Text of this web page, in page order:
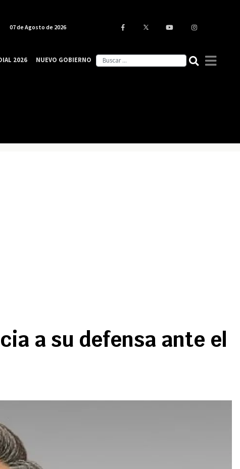
a su defensa ante el
07 de Agosto de 2026
2026 NUEVO GOBIERNO